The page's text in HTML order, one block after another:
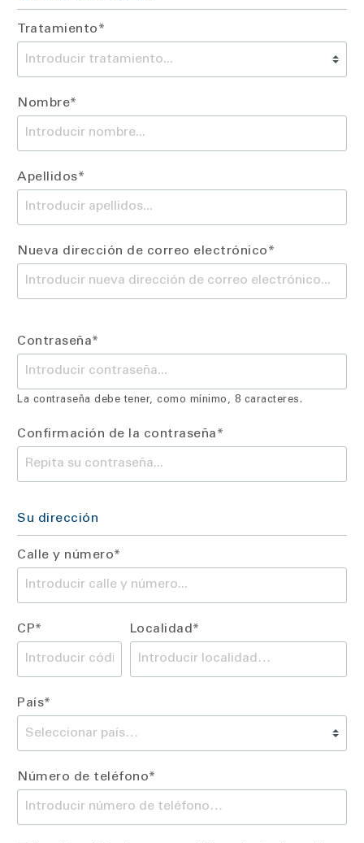
Tratamiento*
Nombre*
Apellidos*
Nueva dirección de correo electrónico*
Contraseña*
La contraseña debe tener, como mínimo, 8 caracteres.
Confirmación de la contraseña*
Su dirección
Calle y número*
CP* Localidad*
País*
Número de teléfono*